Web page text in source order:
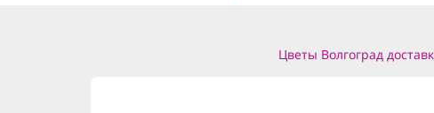
Цветы Волгоград